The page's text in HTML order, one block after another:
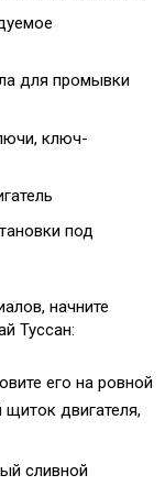
для промывки
ключ-
под
начните
Туссан:
его на ровной
двигателя,
сливной